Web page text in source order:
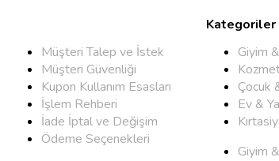
Müşteri Talep ve İstek
Müşteri Güvenliği
Kupon Kullanım Esasları
İşlem Rehberi
İade İptal ve Değişim
Ödeme Seçenekleri
Kategoriler
Giyim
Çocuk
Ev &
Giyim